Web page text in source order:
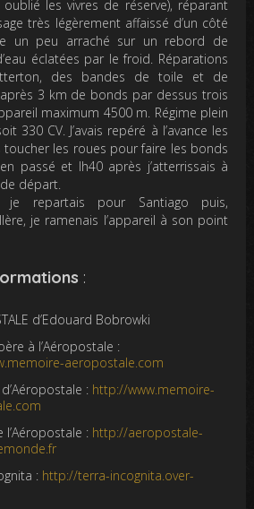
les vivres de réserve), réparant
très légèrement affaissé d’un côté
un peu arraché sur un rebord de
éclatées par le froid. Réparations
des bandes de toile et de
après 3 km de bonds par dessus trois
maximum 4500 m. Régime plein
330 CV. J’avais repéré à l’avance les
les roues pour faire les bonds
passé et lh40 après j’atterrissais à
départ.
je repartais pour Santiago puis,
je ramenais l’appareil à son point
:
d’Edouard Bobrowki
à l’Aéropostale :
aeropostale.com
: http://www.memoire-
l’Aéropostale : http://aeropostale-
: http://terra-incognita.over-